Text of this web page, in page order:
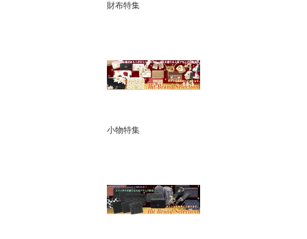
財布特集
小物特集